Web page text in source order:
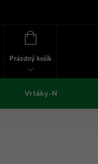
NÁKUPNÍ
Prázdný košík
Vrtáky-Nástroje